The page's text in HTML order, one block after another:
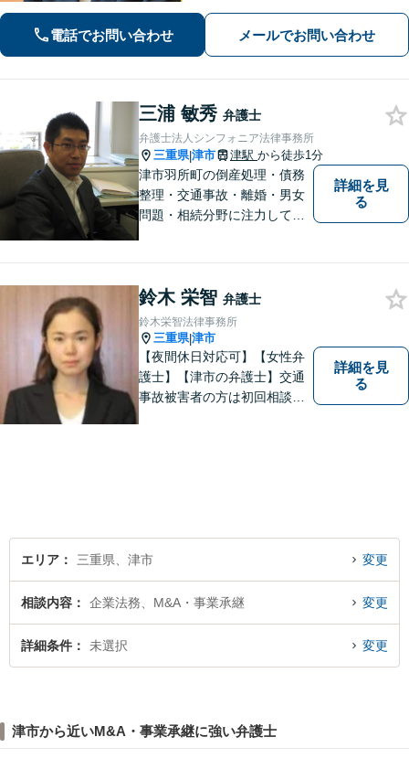
性別・年代問わず実績豊富【借金】家
計全体を見直すプランをご提案
電話でお問い合わせ メールでお問い合わせ
三浦 敏秀 弁護士
弁護士法人シンフォニア法律事務所
三重県|津市 津駅 から徒歩1分
津市羽所町の倒産処理・債務
整理・交通事故・離婚・男女
問題・相続分野に注力してい
相談は初回無料】【夜間予約
可能】
詳細を見
る
鈴木 栄智 弁護士
鈴木栄智法律事務所
三重県|津市
【夜間休日対応可】【女性弁
護士】【津市の弁護士】交通
事故被害者の方は初回相談無
詳細を見
る
エリア 三重県、津市 変更
相談内容 企業法務、M&A・事業承継 変更
詳細条件 未選択 変更
津市から近いM&A・事業承継に強い弁護士